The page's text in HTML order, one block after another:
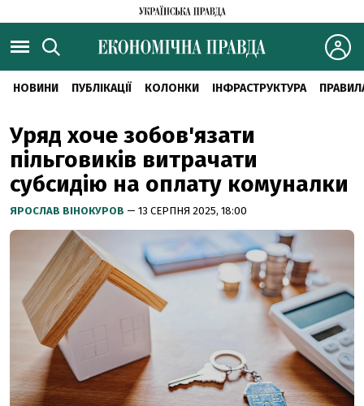
НОВИНИ ПУБЛІКАЦІЇ КОЛОНКИ ІНФРАСТРУКТУРА
Уряд хоче зобов'язати
пільговиків витрачати
субсидію на оплату комуналки
ЯРОСЛАВ ВІНОКУРОВ — 13 СЕРПНЯ 2025, 18:00